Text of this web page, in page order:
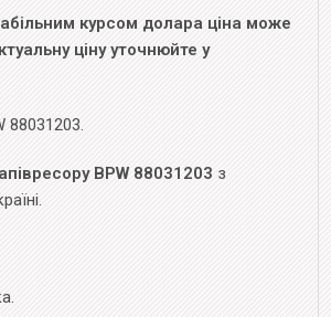
курсом долара ціна може
ціну уточнюйте у
88031203.
BPW 88031203​ з